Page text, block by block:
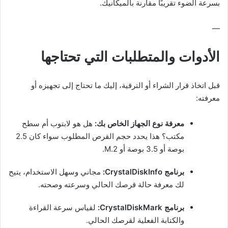
بسرعة الضوء تقريبًا مقارنة بالميكانيك.
—
الأدوات والمتطلبات التي تحتاجها
قبل اتخاذ قرار الشراء أو الترقية، إليك ما تحتاج إلى تجهيزه أو
معرفته:
معرفة نوع الجهاز الخاص بك: هل هو لابتوب أم سطح
مكتب؟ هذا يحدد حجم القرص المطلوب سواء كان 2.5
بوصة أو 3.5 بوصة أو M.2.
برنامج CrystalDiskInfo:
مجاني وسهل الاستخدام، يتيح
لك معرفة حالة قرصك الحالي وسرعته وصحته.
برنامج CrystalDiskMark:
لقياس سرعة القراءة
والكتابة الفعلية لقرصك الحالي.